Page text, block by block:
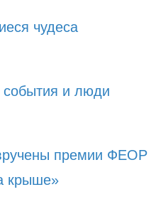
чудеса
события и люди
премии ФЕОР
крыше»